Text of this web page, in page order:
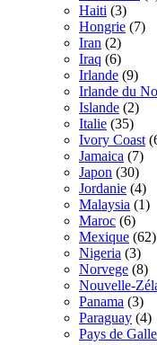
Haiti (3)
Hongrie (7)
Iran (2)
Iraq (6)
Irlande (9)
Irlande du
Islande (2)
Italie (35)
Ivory Coast
Jamaica (7)
Japon (30)
Jordanie (4)
Malaysia (1)
Maroc (6)
Mexique (62)
Nigeria (3)
Norvege (8)
Nouvelle-
Panama (3)
Paraguay (4)
Pays de